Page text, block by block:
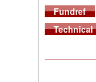
Fundref